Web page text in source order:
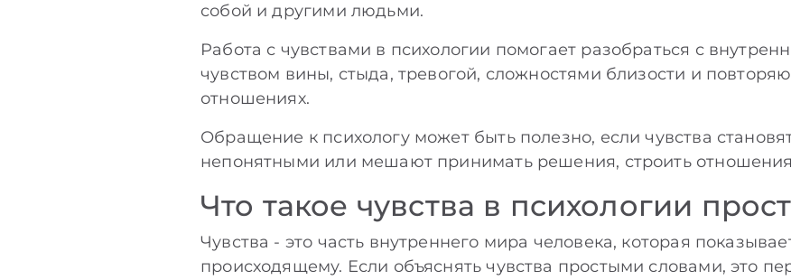
собой и другими людьми.
Работа с чувствами в психологии помогает разобраться с
чувством вины, стыда, тревогой, сложностями близости и
отношениях.
Обращение к психологу может быть полезно, если чувства
непонятными или мешают принимать решения, строить отношения
Что такое чувства в психологии
Чувства - это часть внутреннего мира человека, которая
происходящему. Если объяснять чувства простыми словами, это